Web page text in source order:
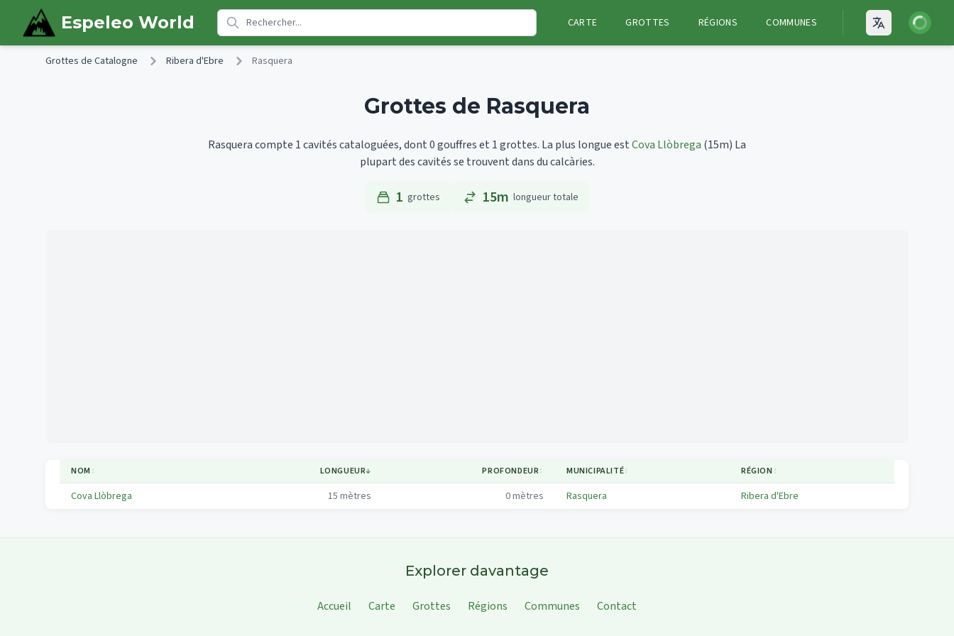
Skip to main content
Espeleo World CARTE GROTTES RÉGIONS COMMUNES Open
Connexion
Grottes de Catalogne Ribera d'Ebre Rasquera
Grottes de Rasquera
Rasquera compte 1 cavités cataloguées, dont 0 gouffres et 1 grottes. La plus longue estCova Llòbrega (15m) La
plupart des cavités se trouvent dans du calcàries.
1 grottes 15m longueur totale
NOM ↕ LONGUEUR↓ PROFONDEUR↕ MUNICIPALITÉ↕ RÉGION ↕
Cova Llòbrega 15 mètres 0mètres Rasquera Ribera d'Ebre
Explorer davantage
Accueil Carte Grottes Régions Communes Contact